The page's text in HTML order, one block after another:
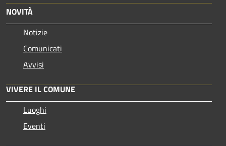
NOVITÀ
Notizie
Comunicati
Avvisi
VIVERE IL COMUNE
Luoghi
Eventi